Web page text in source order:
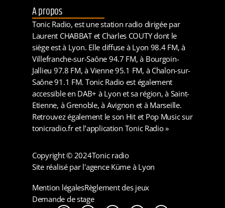
A propos
Tonic Radio, est une station radio dirigée par
Laurent CHABBAT et Charles COUTY dont le
siège est à Lyon. Elle diffuse à Lyon 98.4 FM, à
Villefranche-sur-Saône 94.7 FM, à Bourgoin-
Jallieu 97.8 FM, à Vienne 95.1 FM, à Chalon-sur-
Saône 91.1 FM. Tonic Radio est également
accessible en DAB+ à Lyon et sa région, à Saint-
Etienne, à Grenoble, à Avignon et à Marseille.
Retrouvez également le son Hit et Pop Music sur
tonicradio.fr et l’application Tonic Radio »
Copyright © 2024Tonic radio
Site réalisé par l'agence Küme à Lyon
Mention légalesRèglement des jeux
Demande de stage